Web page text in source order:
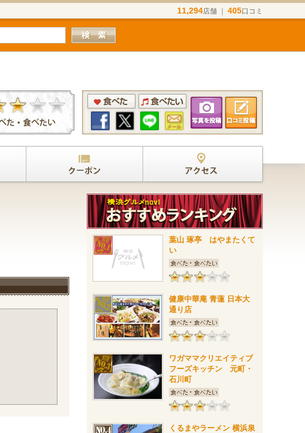
11,294店舗 ｜ 405口コミ
葉山 琢亭 はやまたくて
い
健康中華庵 青蓮 日本大
通り店
ワガママクリエイティブ
フーズキッチン 元町・
石川町
くるまやラーメン 横浜泉